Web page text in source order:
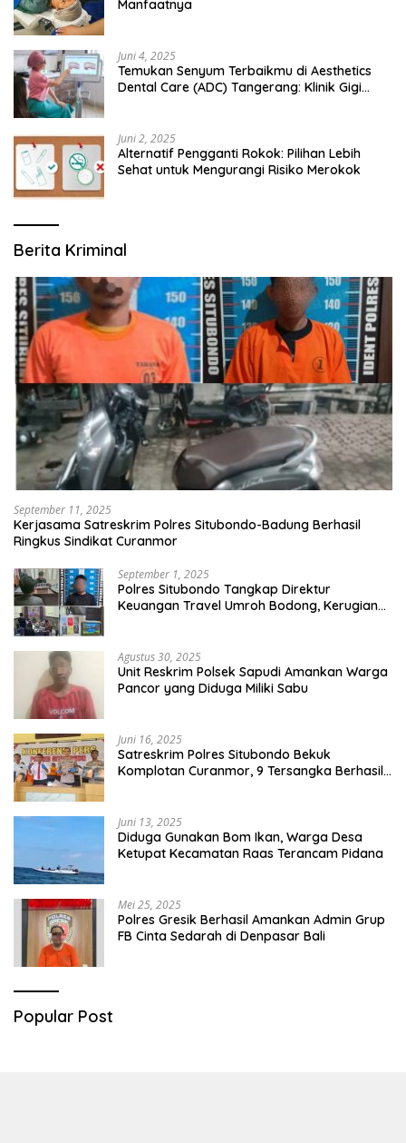
Manfaatnya
Juni 4, 2025
Temukan Senyum Terbaikmu di Aesthetics
Dental Care (ADC) Tangerang: Klinik Gigi
Juni 2, 2025
Alternatif Pengganti Rokok: Pilihan Lebih
Sehat untuk Mengurangi Risiko Merokok
Berita Kriminal
September 11, 2025
Kerjasama Satreskrim Polres Situbondo-Badung Berhasil
Ringkus Sindikat Curanmor
September 1, 2025
Polres Situbondo Tangkap Direktur
Keuangan Travel Umroh Bodong, Kerugian
Agustus 30, 2025
Unit Reskrim Polsek Sapudi Amankan Warga
Pancor yang Diduga Miliki Sabu
Juni 16, 2025
Satreskrim Polres Situbondo Bekuk
Komplotan Curanmor, 9 Tersangka Berhasil
Juni 13, 2025
Diduga Gunakan Bom Ikan, Warga Desa
Ketupat Kecamatan Raas Terancam Pidana
Mei 25, 2025
Polres Gresik Berhasil Amankan Admin Grup
FB Cinta Sedarah di Denpasar Bali
Popular Post